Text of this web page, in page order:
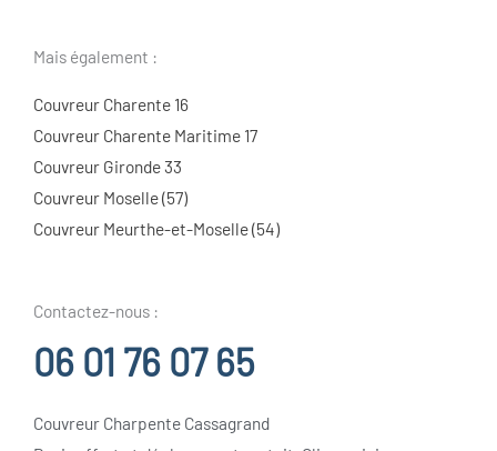
Mais également :
Couvreur Charente 16
Couvreur Charente Maritime 17
Couvreur Gironde 33
Couvreur Moselle (57)
Couvreur Meurthe-et-Moselle (54)
Contactez-nous :
06 01 76 07 65
Couvreur Charpente Cassagrand